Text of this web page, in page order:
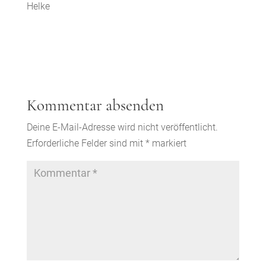
Helke
Kommentar absenden
Deine E-Mail-Adresse wird nicht veröffentlicht.
Erforderliche Felder sind mit *markiert